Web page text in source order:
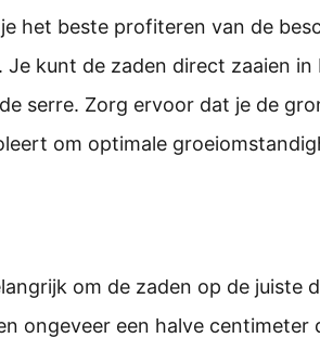
het beste profiteren van de
kunt de zaden direct zaaien
serre. Zorg ervoor dat je de
om optimale
om de zaden op de juiste
ongeveer een halve centimeter